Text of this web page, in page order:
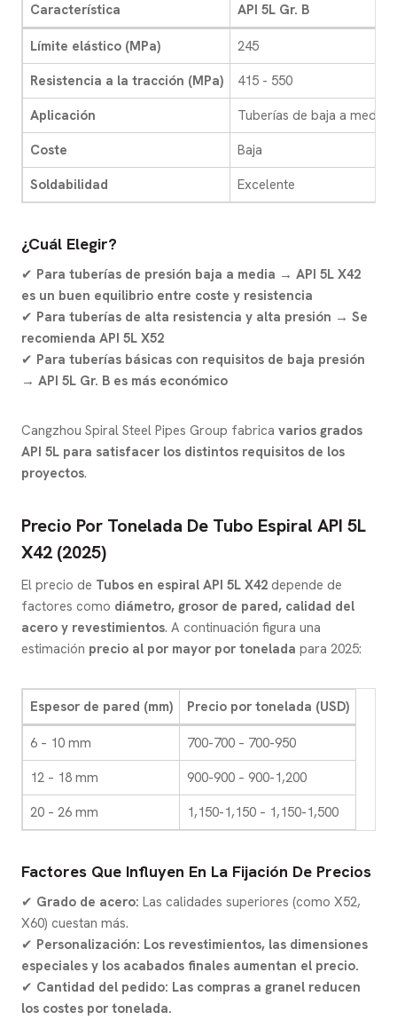
Característica API 5L Gr. B
Límite elástico (MPa)
245
Resistencia a la tracción (MPa)
415 - 550
Aplicación
Tuberías de baja a media
Coste
Baja
Soldabilidad
Excelente
¿Cuál Elegir?
✔ Para tuberías de presión baja a media → API 5L X42
es un buen equilibrio entre coste y resistencia
✔ Para tuberías de alta resistencia y alta presión → Se
recomienda API 5L X52
✔ Para tuberías básicas con requisitos de baja presión
→ API 5L Gr. B es más económico
Cangzhou Spiral Steel Pipes Group fabrica varios grados
API 5L para satisfacer los distintos requisitos de los
proyectos.
Precio Por Tonelada De Tubo Espiral API 5L
X42 (2025)
El precio de Tubos en espiral API 5L X42 depende de
factores como diámetro, grosor de pared, calidad del
acero y revestimientos. A continuación figura una
estimación precio al por mayor por tonelada para 2025:
Espesor de pared (mm) Precio por tonelada (USD)
6 – 10 mm
700-700 – 700-950
12 – 18 mm
900-900 – 900-1,200
20 – 26 mm
1,150-1,150 – 1,150-1,500
Factores Que Influyen En La Fijación De Precios
✔ Grado de acero: Las calidades superiores (como X52,
X60) cuestan más.
✔ Personalización: Los revestimientos, las dimensiones
especiales y los acabados finales aumentan el precio.
✔ Cantidad del pedido: Las compras a granel reducen
los costes por tonelada.